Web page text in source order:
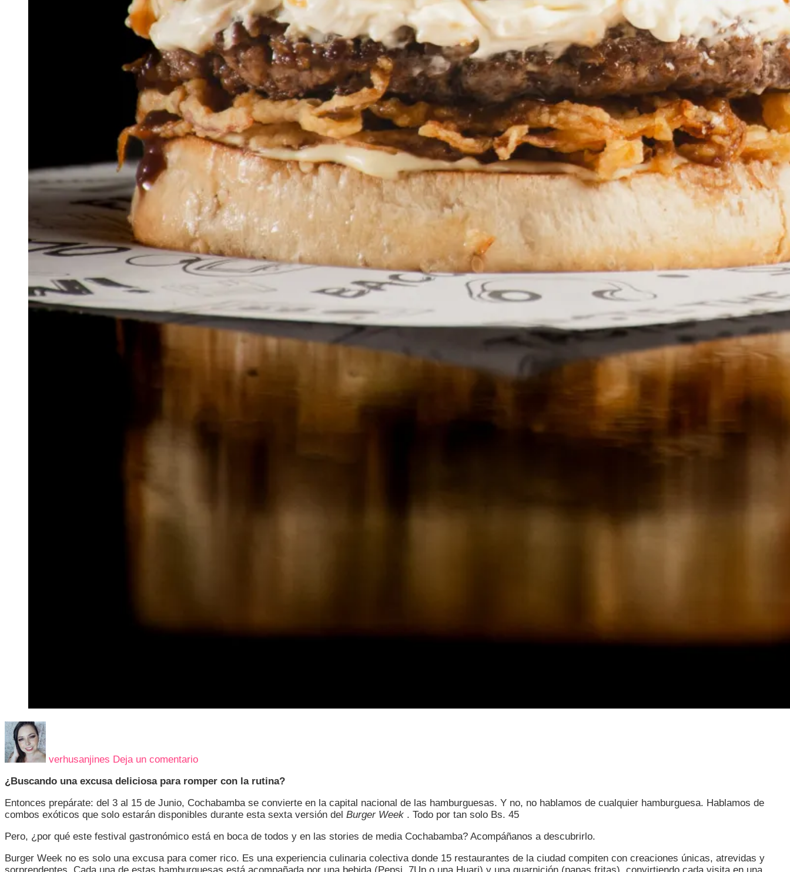
verhusanjines Deja un comentarioPARA
DE
LA
RUTINA
JUNTO
AL
WEEK
COCHABAMBA
¿Buscando una excusa deliciosa para romper con la rutina?
Entonces prepárate: del 3 al 15 de Junio, Cochabamba se convierte en la capital nacional de las hamburguesas. Y no, no hablamos de cualquier hamburguesa. Hablamos de
combos exóticos que solo estarán disponibles durante esta sexta versión del Burger Week . Todo por tan solo Bs. 45
Pero, ¿por qué este festival gastronómico está en boca de todos y en las stories de media Cochabamba? Acompáñanos a descubrirlo.
Burger Week no es solo una excusa para comer rico. Es una experiencia culinaria colectiva donde 15 restaurantes de la ciudad compiten con creaciones únicas, atrevidas y